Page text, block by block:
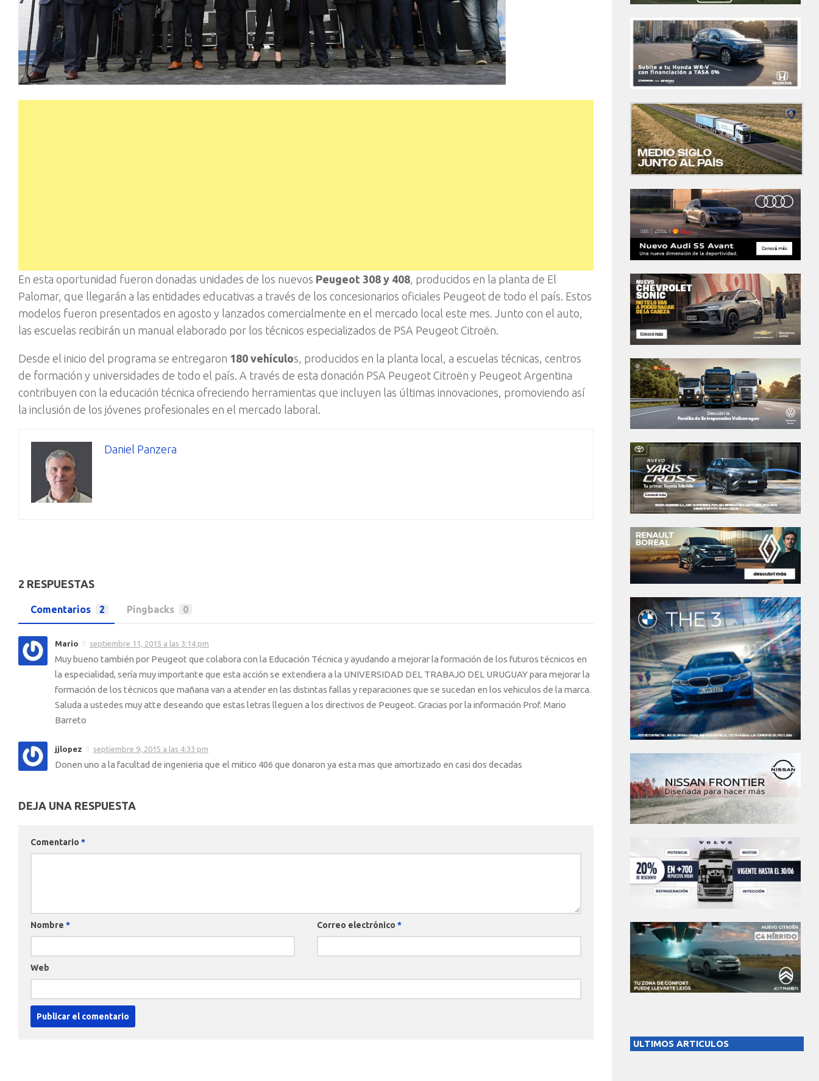
En esta oportunidad fueron donadas unidades de los nuevos Peugeot 308 y 408, producidos en la planta de El
Palomar, que llegarán a las entidades educativas a través de los concesionarios oficiales Peugeot de todo el país. Estos
modelos fueron presentados en agosto y lanzados comercialmente en el mercado local este mes. Junto con el auto,
las escuelas recibirán un manual elaborado por los técnicos especializados de PSA Peugeot Citroën.
Desde el inicio del programa se entregaron 180 vehículos, producidos en la planta local, a escuelas técnicas, centros
de formación y universidades de todo el país. A través de esta donación PSA Peugeot Citroën y Peugeot Argentina
contribuyen con la educación técnica ofreciendo herramientas que incluyen las últimas innovaciones, promoviendo así
la inclusión de los jóvenes profesionales en el mercado laboral.
Daniel Panzera
2 RESPUESTAS
Comentarios 2 Pingbacks 0
Mario septiembre 11, 2015 a las 3:14 pm
Muy bueno también por Peugeot que colabora con la Educación Técnica y ayudando a mejorar la formación de los futuros técnicos en
la especialidad, sería muy importante que esta acción se extendiera a la UNIVERSIDAD DEL TRABAJO DEL URUGUAY para mejorar la
formación de los técnicos que mañana van a atender en las distintas fallas y reparaciones que se sucedan en los vehiculos de la marca.
Saluda a ustedes muy atte deseando que estas letras lleguen a los directivos de Peugeot. Gracias por la información Prof. Mario
Barreto
jjlopez septiembre 9, 2015 a las 4:33 pm
Donen uno a la facultad de ingenieria que el mitico 406 que donaron ya esta mas que amortizado en casi dos decadas
DEJA UNA RESPUESTA
Comentario *
Nombre * Correo electrónico*
Web
ULTIMOS ARTICULOS